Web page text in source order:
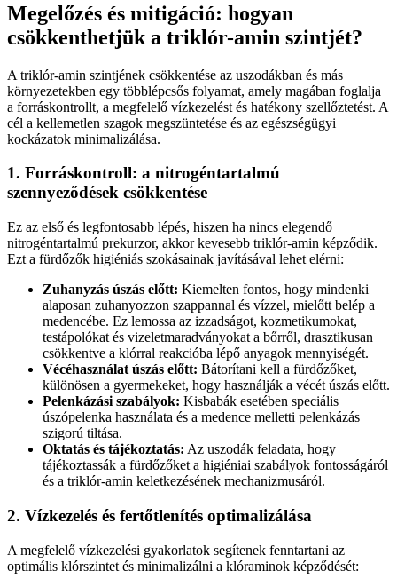
Megelőzés és mitigáció: hogyan
csökkenthetjük a triklór-amin szintjét?
A triklór-amin szintjének csökkentése az uszodákban és más
környezetekben egy többlépcsős folyamat, amely magában foglalja
a forráskontrollt, a megfelelő vízkezelést és hatékony szellőztetést. A
cél a kellemetlen szagok megszüntetése és az egészségügyi
kockázatok minimalizálása.
1. Forráskontroll: a nitrogéntartalmú
szennyeződések csökkentése
Ez az első és legfontosabb lépés, hiszen ha nincs elegendő
nitrogéntartalmú prekurzor, akkor kevesebb triklór-amin képződik.
Ezt a fürdőzők higiéniás szokásainak javításával lehet elérni:
Zuhanyzás úszás előtt: Kiemelten fontos, hogy mindenki
alaposan zuhanyozzon szappannal és vízzel, mielőtt belép a
medencébe. Ez lemossa az izzadságot, kozmetikumokat,
testápolókat és vizeletmaradványokat a bőrről, drasztikusan
csökkentve a klórral reakcióba lépő anyagok mennyiségét.
Vécéhasználat úszás előtt: Bátorítani kell a fürdőzőket,
különösen a gyermekeket, hogy használják a vécét úszás előtt.
Pelenkázási szabályok: Kisbabák esetében speciális
úszópelenka használata és a medence melletti pelenkázás
szigorú tiltása.
Oktatás és tájékoztatás: Az uszodák feladata, hogy
tájékoztassák a fürdőzőket a higiéniai szabályok fontosságáról
és a triklór-amin keletkezésének mechanizmusáról.
2. Vízkezelés és fertőtlenítés optimalizálása
A megfelelő vízkezelési gyakorlatok segítenek fenntartani az
optimális klórszintet és minimalizálni a klóraminok képződését: